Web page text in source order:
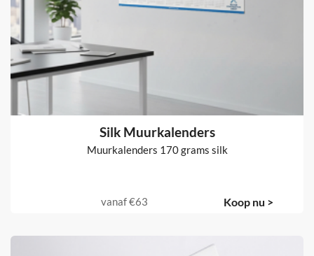
Silk Muurkalenders
Muurkalenders 170 grams silk
vanaf€63 Koop nu >